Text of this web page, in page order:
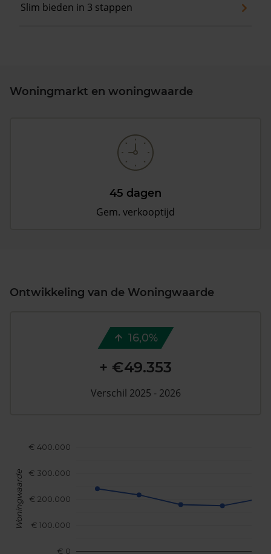
Slim bieden in 3 stappen
Woningmarkt en woningwaarde
45 dagen
Gem. verkooptijd
Ontwikkeling van de Woningwaarde
€ 0
€ 100.000
€ 200.000
€ 300.000
€ 400.000
Woningwaarde
16,0%
+ €49.353
Verschil 2025 - 2026